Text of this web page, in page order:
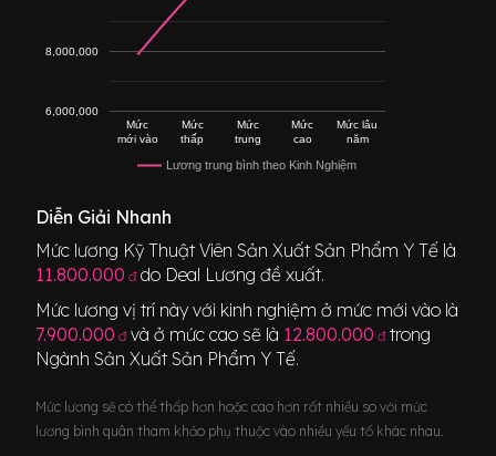
Lương trung bình theo Kinh Nghiệm
Mức
mới vào
Mức
thấp
Mức
trung
Mức
cao
Mức lâu
năm
6,000,000
8,000,000
Diễn Giải Nhanh
Mức lương Kỹ Thuật Viên Sản Xuất Sản Phẩm Y Tế là
11.800.000 đdo Deal Lương đề xuất.
Mức lương vị trí này với kinh nghiệm ở mức mới vào là
7.900.000 đ và ở mức cao sẽ là 12.800.000 đ trong
NgànhSản Xuất Sản Phẩm Y Tế.
Mức lương sẽ có thể thấp hơn hoặc cao hơn rất nhiều so với mức
lương bình quân tham khảo phụ thuộc vào nhiều yếu tố khác nhau.